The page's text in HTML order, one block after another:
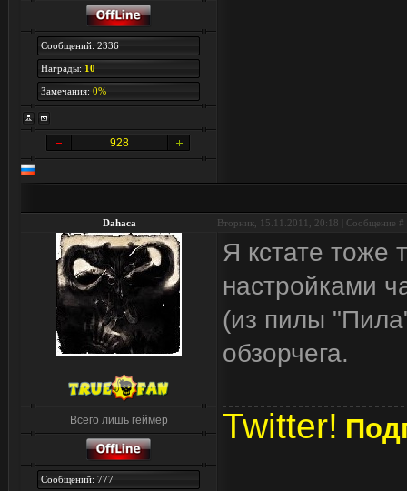
Сообщений: 2336
Награды: 10
Замечания: 0%
928
Dahaca Вторник, 15.11.2011, 20:18 | Сообщение #
Всего лишь геймер
Сообщений: 777
Я кстате тоже
настройками
(из пилы
обзорчега.
Twitter!